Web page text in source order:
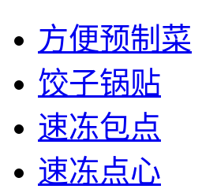
方便预制菜
饺子锅贴
速冻包点
速冻点心